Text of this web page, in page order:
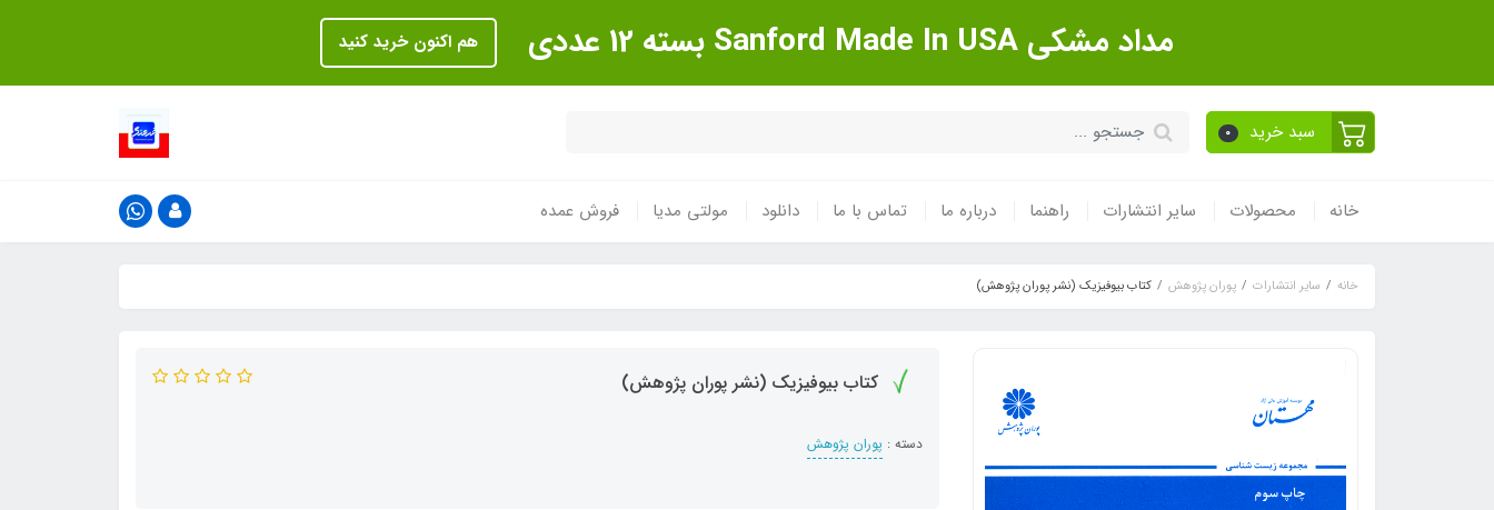
مداد مشکی Sanford Made In USA بسته 12 عددی هم اکنون خرید کنید
سبد خرید 0
خانه محصولات سایر انتشارات راهنما درباره ما تماس با ما دانلود مولتی مدیا فروش عمده
خانه سایر انتشارات پوران پژوهش کتاب بیوفیزیک (نشر پوران پژوهش)
کتاب بیوفیزیک (نشر پوران پژوهش)
دسته : پوران پژوهش